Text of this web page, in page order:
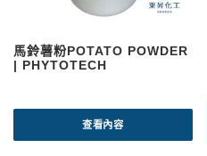
馬鈴薯粉POTATO POWDER
| PHYTOTECH
查看內容